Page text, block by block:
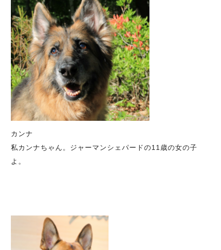
カンナ
私カンナちゃん。ジャーマンシェパードの11歳の女の子
よ。